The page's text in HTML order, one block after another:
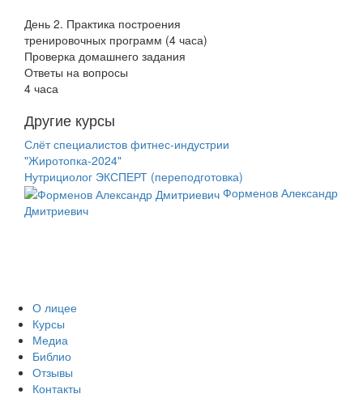
День 2. Практика построения
тренировочных программ (4 часа)
Проверка домашнего задания
Ответы на вопросы
4 часа
Другие курсы
Слёт специалистов фитнес-индустрии
"Жиротопка-2024"
Нутрициолог ЭКСПЕРТ (переподготовка)
Форменов Александр
Дмитриевич
О лицее
Курсы
Медиа
Библио
Отзывы
Контакты